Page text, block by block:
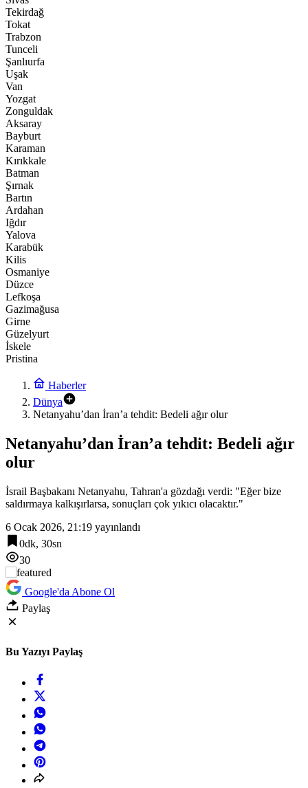
Tekirdağ
Tokat
Trabzon
Tunceli
Şanlıurfa
Uşak
Van
Yozgat
Zonguldak
Aksaray
Bayburt
Karaman
Kırıkkale
Batman
Şırnak
Bartın
Ardahan
Iğdır
Yalova
Karabük
Kilis
Osmaniye
Düzce
Lefkoşa
Gazimağusa
Girne
Güzelyurt
İskele
Pristina
Haberler
Dünya
Netanyahu’dan İran’a tehdit: Bedeli ağır olur
Netanyahu’dan İran’a tehdit: Bedeli ağır
olur
İsrail Başbakanı Netanyahu, Tahran'a gözdağı verdi: "Eğer bize
saldırmaya kalkışırlarsa, sonuçları çok yıkıcı olacaktır."
6 Ocak 2026, 21:19 yayınlandı
0dk, 30sn
30
Google'da Abone Ol
Paylaş
Bu Yazıyı Paylaş